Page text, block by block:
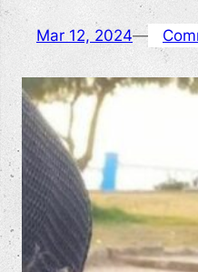
Mar 12, 2024—